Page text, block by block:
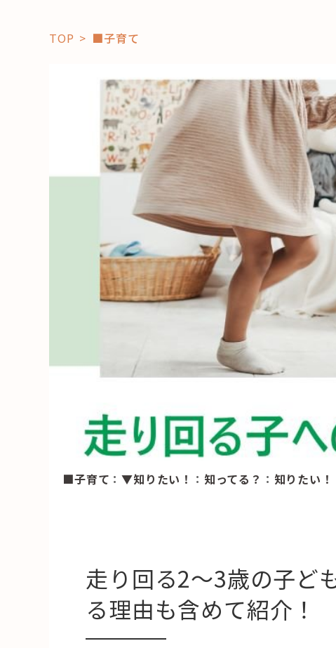
「コト」
子育て
暮らし
おすすめ
スポット
学び・教育
「場」
HAREL
fleXe リノベ事例
「ひと」
TOP ■子育て
■子育て ：▼知りたい！ ： 知ってる？ ： 知りたい！
走り回る2～3歳の子ど
る理由も含めて紹介！